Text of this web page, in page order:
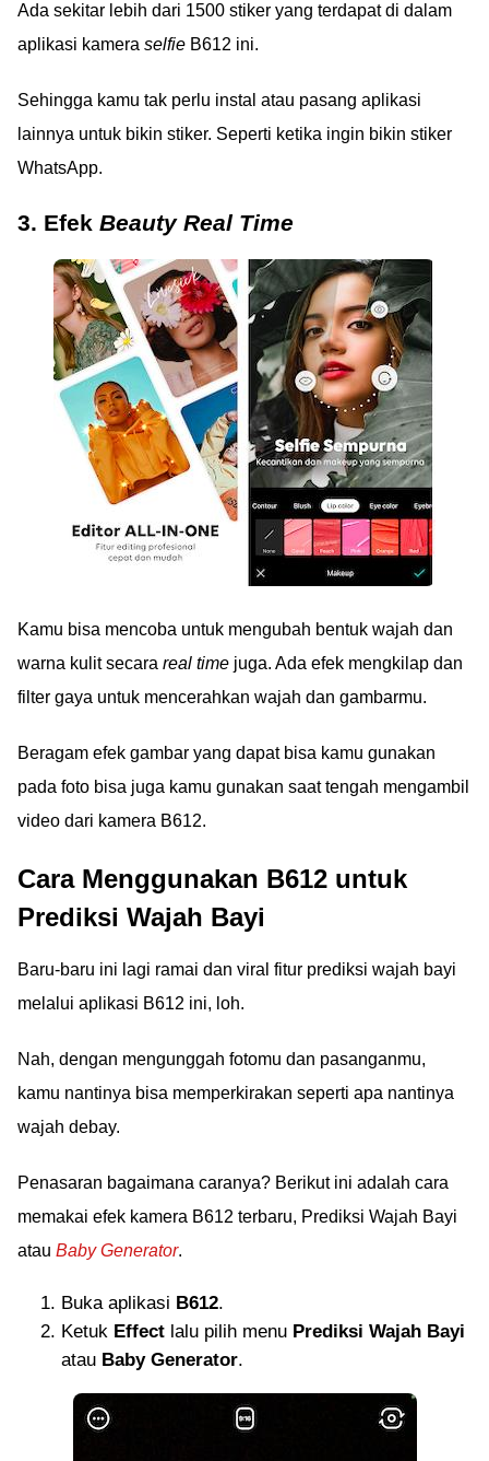
Ada sekitar lebih dari 1500 stiker yang terdapat di dalam
aplikasi kamera selfie B612 ini.
Sehingga kamu tak perlu instal atau pasang aplikasi
lainnya untuk bikin stiker. Seperti ketika ingin bikin stiker
WhatsApp.
3. Efek Beauty Real Time
Kamu bisa mencoba untuk mengubah bentuk wajah dan
warna kulit secara real time juga. Ada efek mengkilap dan
filter gaya untuk mencerahkan wajah dan gambarmu.
Beragam efek gambar yang dapat bisa kamu gunakan
pada foto bisa juga kamu gunakan saat tengah mengambil
video dari kamera B612.
Cara Menggunakan B612 untuk
Prediksi Wajah Bayi
Baru-baru ini lagi ramai dan viral fitur prediksi wajah bayi
melalui aplikasi B612 ini, loh.
Nah, dengan mengunggah fotomu dan pasanganmu,
kamu nantinya bisa memperkirakan seperti apa nantinya
wajah debay.
Penasaran bagaimana caranya? Berikut ini adalah cara
memakai efek kamera B612 terbaru, Prediksi Wajah Bayi
atau Baby Generator.
Buka aplikasi B612.
Ketuk Effect lalu pilih menu Prediksi Wajah Bayi
atau Baby Generator.